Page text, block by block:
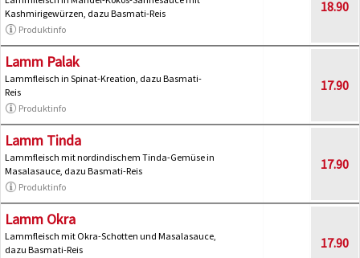
Kashmirigewürzen, dazu Basmati-Reis
Produktinfo
18.90
Lamm Palak
Lammfleisch in Spinat-Kreation, dazu Basmati-
Reis
Produktinfo
17.90
Lamm Tinda
Lammfleisch mit nordindischem Tinda-Gemüse in
Masalasauce, dazu Basmati-Reis
Produktinfo
17.90
Lamm Okra
Lammfleisch mit Okra-Schotten und Masalasauce,
dazu Basmati-Reis
17.90